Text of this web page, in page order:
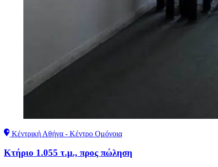
Κέντρική Αθήνα - Κέντρο Ομόνοια
Κτήριο 1.055 τ.μ., προς πώληση